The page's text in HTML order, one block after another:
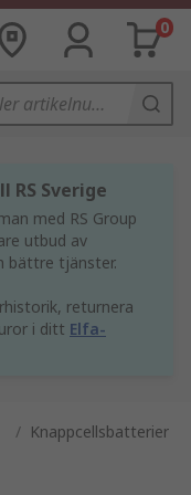
0
Sverige
med RS Group
utbud av
bättre tjänster.
returnera
i ditt Elfa-
/ Knappcellsbatterier